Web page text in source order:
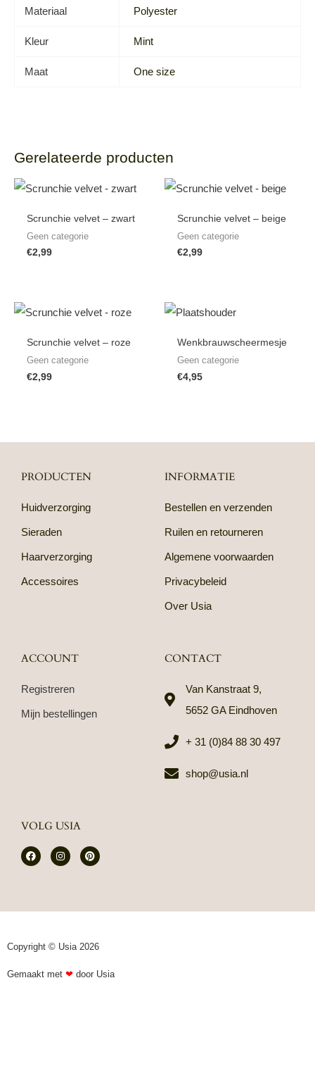
Materiaal Polyester
Kleur Mint
Maat One size
Gerelateerde producten
Scrunchie velvet – zwart
Geen categorie
€2,99
Scrunchie velvet – beige
Geen categorie
€2,99
Scrunchie velvet – roze
Geen categorie
€2,99
Wenkbrauwscheermesje
Geen categorie
€4,95
PRODUCTEN
Huidverzorging
Sieraden
Haarverzorging
Accessoires
INFORMATIE
Bestellen en verzenden
Ruilen en retourneren
Algemene voorwaarden
Privacybeleid
Over Usia
ACCOUNT
Registreren
Mijn bestellingen
CONTACT
Van Kanstraat 9,
5652 GA Eindhoven
+ 31 (0)84 88 30 497
shop@usia.nl
VOLG USIA
F
a
o
I
n
r
P
i
e
Copyright © Usia 2026
Gemaakt met ❤ door Usia​​